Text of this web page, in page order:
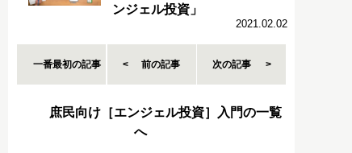
ンジェル投資」
2021.02.02
一番最初の記事 前の記事 次の記事
庶民向け［エンジェル投資］入門の一覧
へ